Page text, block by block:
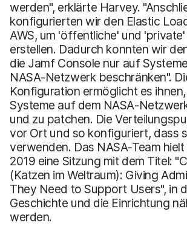
werden", erklärte Harvey.
konfigurierten wir den Elastic
AWS, um 'öffentliche' und
erstellen. Dadurch konnten wir
die Jamf Console nur auf
NASA-Netzwerk beschränken".
Konfiguration ermöglicht es
Systeme auf dem NASA-
und zu patchen. Die
vor Ort und so konfiguriert, dass
verwenden. Das NASA-Team
2019 eine Sitzung mit dem Titel:
(Katzen im Weltraum): Giving
They Need to Support Users", in
Geschichte und die Einrichtung
werden.